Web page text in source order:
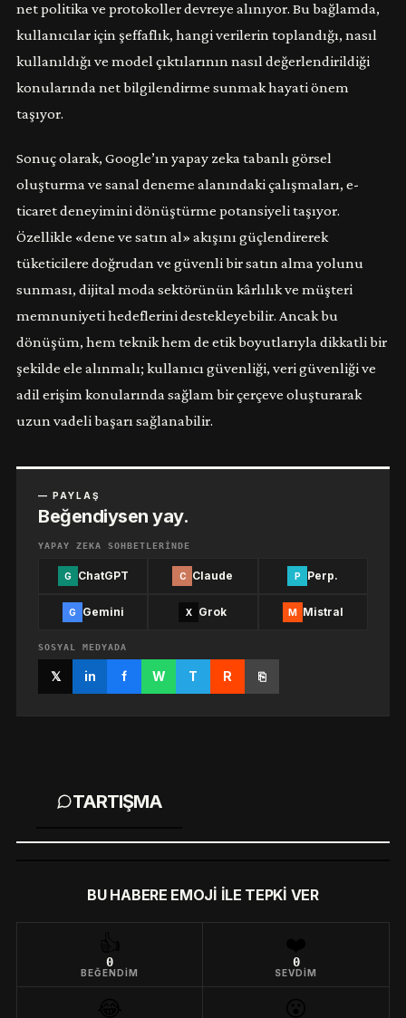
net politika ve protokoller devreye alınıyor. Bu bağlamda,
kullanıcılar için şeffaflık, hangi verilerin toplandığı, nasıl
kullanıldığı ve model çıktılarının nasıl değerlendirildiği
konularında net bilgilendirme sunmak hayati önem
taşıyor.
Sonuç olarak, Google’ın yapay zeka tabanlı görsel
oluşturma ve sanal deneme alanındaki çalışmaları, e-
ticaret deneyimini dönüştürme potansiyeli taşıyor.
Özellikle «dene ve satın al» akışını güçlendirerek
tüketicilere doğrudan ve güvenli bir satın alma yolunu
sunması, dijital moda sektörünün kârlılık ve müşteri
memnuniyeti hedeflerini destekleyebilir. Ancak bu
dönüşüm, hem teknik hem de etik boyutlarıyla dikkatli bir
şekilde ele alınmalı; kullanıcı güvenliği, veri güvenliği ve
adil erişim konularında sağlam bir çerçeve oluşturarak
uzun vadeli başarı sağlanabilir.
— PAYLAŞ
Beğendiysen yay.
YAPAY ZEKA SOHBETLERINDE
G ChatGPT C Claude P Perp.
G Gemini X Grok M Mistral
SOSYAL MEDYADA
𝕏 in f W T R ⎘
TARTIŞMA
BU HABERE EMOJI ILE TEPKI VER
0
BEĞENDIM
0
SEVDIM